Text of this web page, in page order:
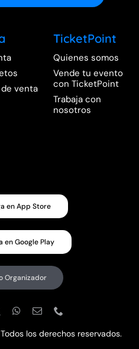
venta
TicketPoint
Quienes somos
Vende tu evento
con TicketPoint
Trabaja con
nosotros
en App Store
en Google Play
Organizador
los derechos reservados.